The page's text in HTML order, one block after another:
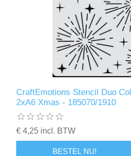
CraftEmotions Stencil Duo
2xA6 Xmas - 185070/1910
€ 4,25 incl. BTW
BESTEL NU!